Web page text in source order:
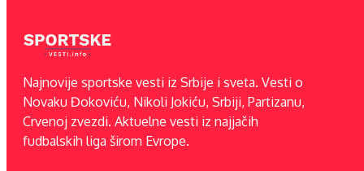
Najnovije sportske vesti iz Srbije i sveta. Vesti o
Novaku Đokoviću, Nikoli Jokiću, Srbiji, Partizanu,
Crvenoj zvezdi. Aktuelne vesti iz najjačih
fudbalskih liga širom Evrope.